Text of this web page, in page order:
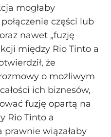
mogłaby
części lub
nawet „fuzję
między Rio Tinto a
że
o możliwym
ich biznesów,
fuzję opartą na
Rio Tinto a
prawnie wiązałaby